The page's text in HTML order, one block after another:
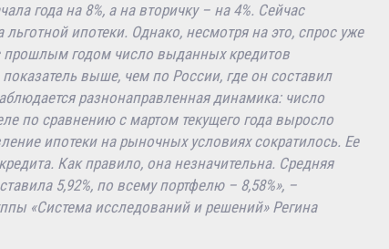
года на 8%, а на вторичку – на 4%. Сейчас
ипотеки. Однако, несмотря на это, спрос уже
годом число выданных кредитов
выше, чем по России, где он составил
разнонаправленная динамика: число
по сравнению с мартом текущего года выросло
ипотеки на рыночных условиях сократилось. Ее
Как правило, она незначительна. Средняя
5,92%, по всему портфелю – 8,58%», –
«Система исследований и решений» Регина